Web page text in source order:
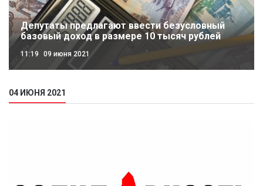
Депутаты предлагают ввести безусловный
базовый доход в размере 10 тысяч рублей
11:19 09 июня 2021
04 ИЮНЯ 2021